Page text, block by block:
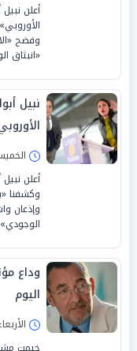
أعلن نبيل
وفضح
«انبثاق
نبيل
الخميس 18/يونيو/2026
أعلن
وكشفنا
وإذعان
وداع
اليوم
الأربعاء 17/يونيو/2026 -